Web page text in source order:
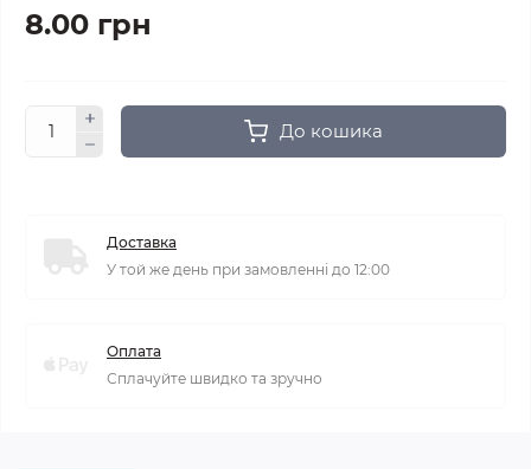
8.00 грн
До кошика
Доставка
У той же день при замовленні до 12:00
Оплата
Сплачуйте швидко та зручно